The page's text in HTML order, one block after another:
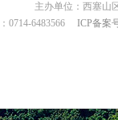
主办单位：西塞山
0714-6483566 ICP备案